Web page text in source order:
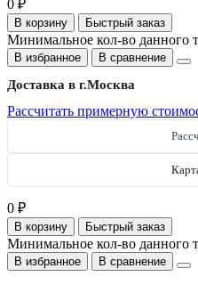
0 ₽
В корзину Быстрый заказ
Минимальное кол-во данного
В избранное В сравнение
Доставка в г.Москва
Рассчитать примерную
0 ₽
В корзину Быстрый заказ
Минимальное кол-во данного
В избранное В сравнение